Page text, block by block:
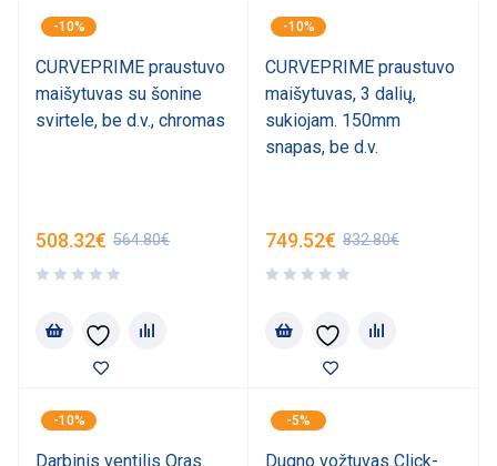
-10%
CURVEPRIME praustuvo
maišytuvas su šonine
svirtele, be d.v., chromas
564.80€
508.32€
-10%
CURVEPRIME praustuvo
maišytuvas, 3 dalių,
sukiojam. 150mm
snapas, be d.v.
832.80€
749.52€
-10%
Darbinis ventilis Oras
-5%
Dugno vožtuvas Click-